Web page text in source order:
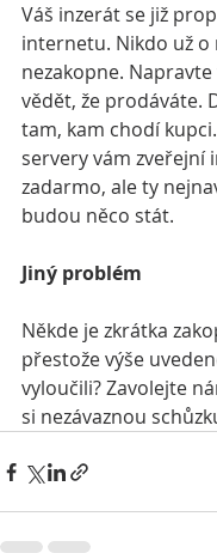
Váš inzerát se již
internetu. Nikdo už o
nezakopne.
vědět, že prodáváte.
tam, kam chodí
servery vám zveřejní
zadarmo, ale ty
budou něco stát.
Jiný problém
Někde je zkrátka
přestože výše
vyloučili? Zavolejte
si nezávaznou